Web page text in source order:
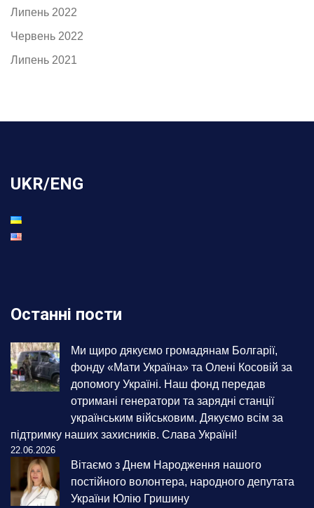
Липень 2022
Червень 2022
Липень 2021
UKR/ENG
Останні пости
Ми щиро дякуємо громадянам Болгарії,
фонду «Мати Україна» та Олені Косовій за
допомогу Україні. Наш фонд передав
отримані генератори та зарядні станції
українським військовим. Дякуємо всім за
підтримку наших захисників. Слава Україні!
22.06.2026
Вітаємо з Днем Народження нашого
постійного волонтера, народного депутата
України Юлію Гришину